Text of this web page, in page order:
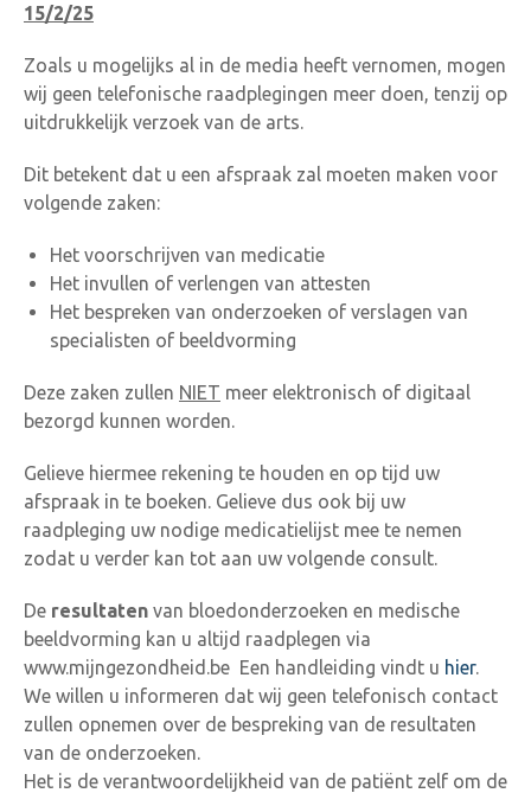
15/2/25
Zoals u mogelijks al in de media heeft vernomen, mogen
wij geen telefonische raadplegingen meer doen, tenzij op
uitdrukkelijk verzoek van de arts.
Dit betekent dat u een afspraak zal moeten maken voor
volgende zaken:
Het voorschrijven van medicatie
Het invullen of verlengen van attesten
Het bespreken van onderzoeken of verslagen van
specialisten of beeldvorming
Deze zaken zullen NIET meer elektronisch of digitaal
bezorgd kunnen worden.
Gelieve hiermee rekening te houden en op tijd uw
afspraak in te boeken. Gelieve dus ook bij uw
raadpleging uw nodige medicatielijst mee te nemen
zodat u verder kan tot aan uw volgende consult.
De resultaten van bloedonderzoeken en medische
beeldvorming kan u altijd raadplegen via
www.mijngezondheid.be Een handleiding vindt u hier.
We willen u informeren dat wij geen telefonisch contact
zullen opnemen over de bespreking van de resultaten
van de onderzoeken.
Het is de verantwoordelijkheid van de patiënt zelf om de